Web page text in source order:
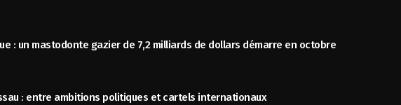
: un mastodonte gazier de 7,2 milliards de dollars démarre en octobre
: entre ambitions politiques et cartels internationaux